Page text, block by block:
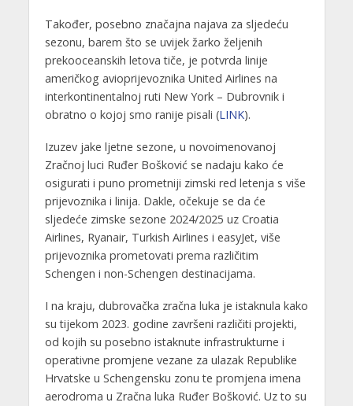
Također, posebno značajna najava za sljedeću
sezonu, barem što se uvijek žarko željenih
prekooceanskih letova tiče, je potvrda linije
američkog avioprijevoznika United Airlines na
interkontinentalnoj ruti New York – Dubrovnik i
obratno o kojoj smo ranije pisali (LINK).
Izuzev jake ljetne sezone, u novoimenovanoj
Zračnoj luci Ruđer Bošković se nadaju kako će
osigurati i puno prometniji zimski red letenja s više
prijevoznika i linija. Dakle, očekuje se da će
sljedeće zimske sezone 2024/2025 uz Croatia
Airlines, Ryanair, Turkish Airlines i easyJet, više
prijevoznika prometovati prema različitim
Schengen i non-Schengen destinacijama.
I na kraju, dubrovačka zračna luka je istaknula kako
su tijekom 2023. godine završeni različiti projekti,
od kojih su posebno istaknute infrastrukturne i
operativne promjene vezane za ulazak Republike
Hrvatske u Schengensku zonu te promjena imena
aerodroma u Zračna luka Ruđer Bošković. Uz to su